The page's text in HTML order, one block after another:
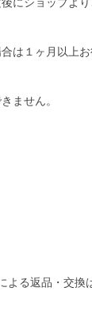
は１ヶ月以上お
ません。
る返品・交換